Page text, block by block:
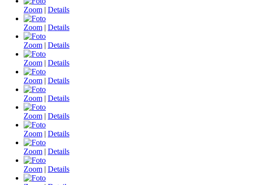
Zoom | Details
Zoom | Details
Zoom | Details
Zoom | Details
Zoom | Details
Zoom | Details
Zoom | Details
Zoom | Details
Zoom | Details
Zoom | Details